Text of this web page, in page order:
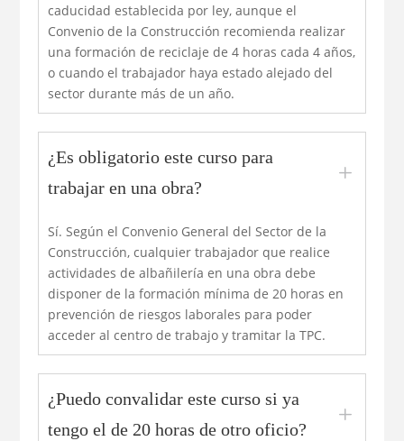
caducidad establecida por ley, aunque el
Convenio de la Construcción recomienda realizar
una formación de reciclaje de 4 horas cada 4 años,
o cuando el trabajador haya estado alejado del
sector durante más de un año.
¿Es obligatorio este curso para
trabajar en una obra?
L
Sí. Según el Convenio General del Sector de la
Construcción, cualquier trabajador que realice
actividades de albañilería en una obra debe
disponer de la formación mínima de 20 horas en
prevención de riesgos laborales para poder
acceder al centro de trabajo y tramitar la TPC.
¿Puedo convalidar este curso si ya
tengo el de 20 horas de otro oficio?
L